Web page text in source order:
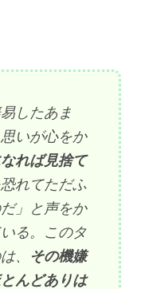
したあま
いが心をか
れば見捨て
れてただふ
」と声をか
る。このタ
、
その機嫌
んどありは